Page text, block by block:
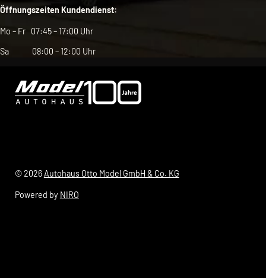
Öffnungszeiten Kundendienst:
Mo – Fr 07:45 – 17:00 Uhr
Sa 08:00 – 12:00 Uhr
© 2026Autohaus Otto Model GmbH & Co. KG
Powered by NIRO